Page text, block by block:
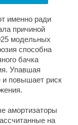
именно ради
причиной
модельных
способна
бачка
Упавшая
и повышает риск
амортизаторы
на